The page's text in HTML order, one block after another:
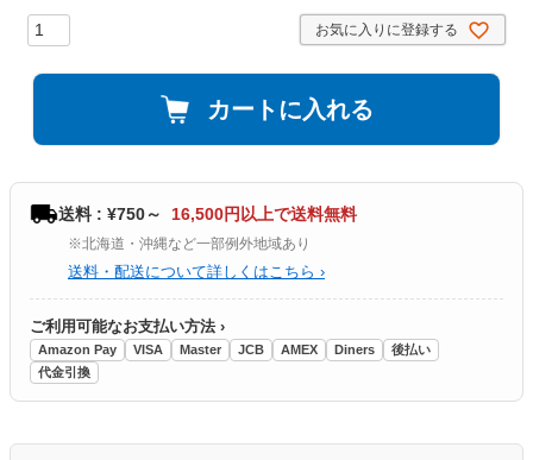
お気に入りに登録する
カートに入れる
送料 : ¥750～ 16,500円以上で送料無料
※北海道・沖縄など一部例外地域あり
送料・配送について詳しくはこちら ›
ご利用可能なお支払い方法 ›
Amazon Pay VISA Master JCB AMEX Diners
後払い
代金引換